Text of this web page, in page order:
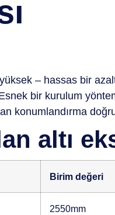
– hassas bir
bir kurulum
konumlandırma
altı
Birim değeri
2550mm